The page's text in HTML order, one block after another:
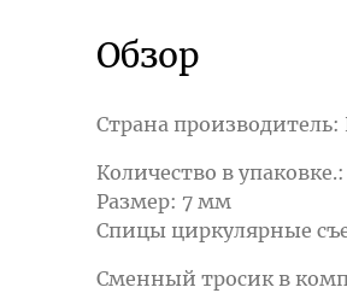
Обзор
Страна
Количество в
Размер: 7 мм
Спицы циркулярные
Сменный тросик в